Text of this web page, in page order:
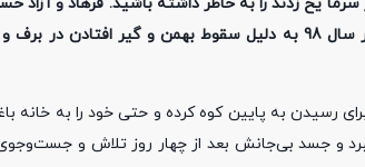
روستای نی از توابع شهرستان مریوان بودند که در روز سه شنبه ۲۶ آذر سال 98 به دلیل سقوط
رسیدن به پایین کوه کرده و حتی خود را به خانه
و جسد بی‌جانش بعد از چهار روز تلاش و